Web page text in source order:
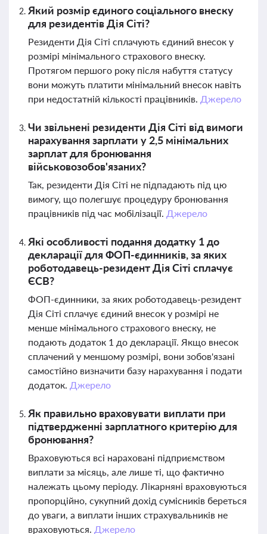
Який розмір єдиного соціального внеску
для резидентів Дія Сіті?
Резиденти Дія Сіті сплачують єдиний внесок у
розмірі мінімального страхового внеску.
Протягом першого року після набуття статусу
вони можуть платити мінімальний внесок навіть
при недостатній кількості працівників. Джерело
Чи звільнені резиденти Дія Сіті від вимоги
нарахування зарплати у 2,5 мінімальних
зарплат для бронювання
військовозобов'язаних?
Так, резиденти Дія Сіті не підпадають під цю
вимогу, що полегшує процедуру бронювання
працівників під час мобілізації. Джерело
Які особливості подання додатку 1 до
декларації для ФОП-єдинників, за яких
роботодавець-резидент Дія Сіті сплачує
ЄСВ?
ФОП-єдинники, за яких роботодавець-резидент
Дія Сіті сплачує єдиний внесок у розмірі не
менше мінімального страхового внеску, не
подають додаток 1 до декларації. Якщо внесок
сплачений у меншому розмірі, вони зобов'язані
самостійно визначити базу нарахування і подати
додаток. Джерело
Як правильно враховувати виплати при
підтвердженні зарплатного критерію для
бронювання?
Враховуються всі нараховані підприємством
виплати за місяць, але лише ті, що фактично
належать цьому періоду. Лікарняні враховуються
пропорційно, сукупний дохід сумісників береться
до уваги, а виплати інших страхувальників не
враховуються. Джерело